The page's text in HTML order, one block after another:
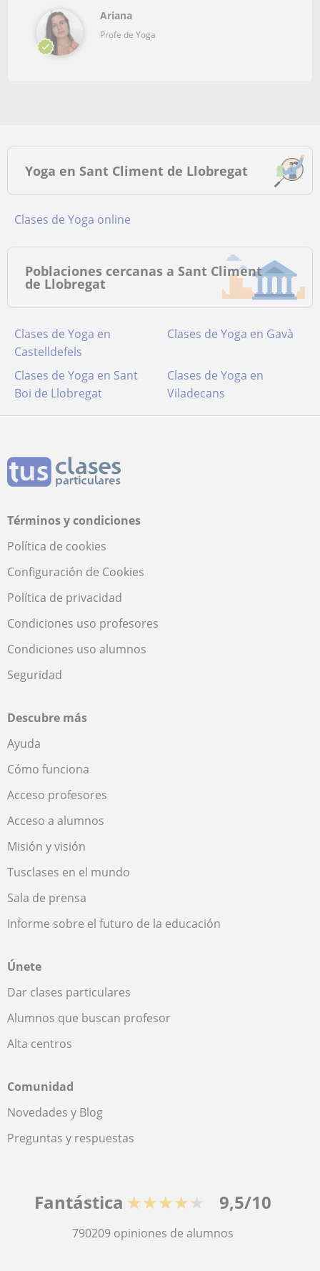
Ariana
Profe de Yoga
Yoga en Sant Climent de Llobregat
Clases de Yoga online
Poblaciones cercanas a Sant Climent
de Llobregat
Clases de Yoga en
Castelldefels
Clases de Yoga en Gavà
Clases de Yoga en Sant
Boi de Llobregat
Clases de Yoga en
Viladecans
Términos y condiciones
Política de cookies
Configuración de Cookies
Política de privacidad
Condiciones uso profesores
Condiciones uso alumnos
Seguridad
Descubre más
Ayuda
Cómo funciona
Acceso profesores
Acceso a alumnos
Misión y visión
Tusclases en el mundo
Sala de prensa
Informe sobre el futuro de la educación
Únete
Dar clases particulares
Alumnos que buscan profesor
Alta centros
Comunidad
Novedades y Blog
Preguntas y respuestas
Fantástica ★★★★★ 9,5/10
790209 opiniones de alumnos